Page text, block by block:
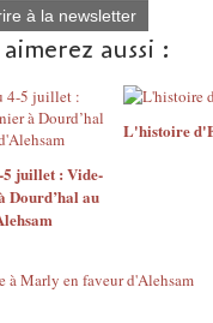
à la newsletter
aussi :
5 juillet : Vide-
Dourd’hal au
L'histoire
à Marly en faveur d'Alehsam